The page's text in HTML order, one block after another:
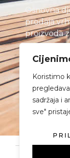
Koristimo
sadržaja i
sve"
Osnovna
prodaja
proizvoda